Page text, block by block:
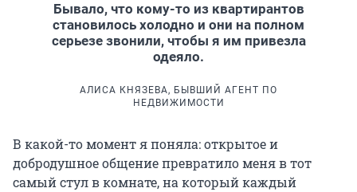
Бывало, что кому-то из квартирантов
становилось холодно и они на полном
серьезе звонили, чтобы я им привезла
одеяло.
АЛИСА КНЯЗЕВА, БЫВШИЙ АГЕНТ ПО
НЕДВИЖИМОСТИ
В какой-то момент я поняла: открытое и
добродушное общение превратило меня в тот
самый стул в комнате, на который каждый